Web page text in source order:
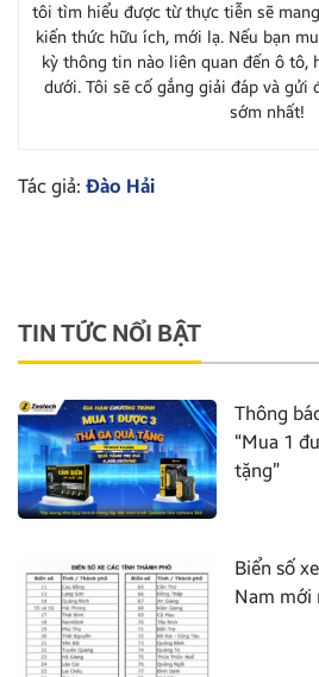
tôi tìm hiểu được từ thực tiễn sẽ
kiến thức hữu ích, mới lạ. Nếu bạn
kỳ thông tin nào liên quan đến ô tô,
dưới. Tôi sẽ cố gắng giải đáp và gửi
sớm nhất!
Tác giả: Đào Hải
TIN TỨC NỔI BẬT
Thông
“Mua 1
tặng”
Biển số
Nam mới